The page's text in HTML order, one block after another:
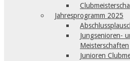
Jahresprogramm 2025
Jungsenioren-
Meisterschaften
Junioren